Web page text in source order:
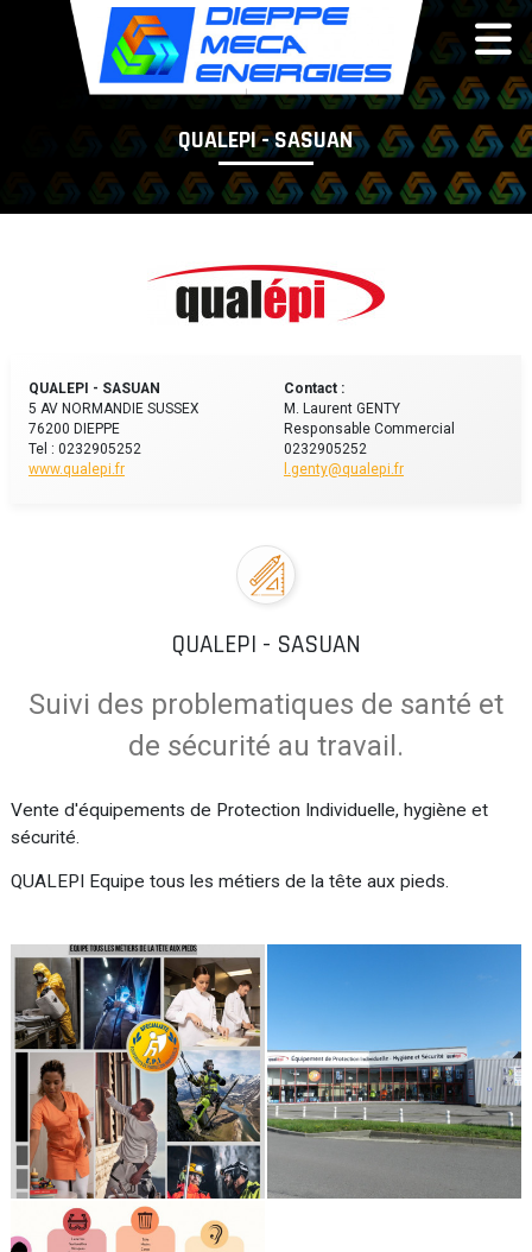
QUALEPI - SASUAN
QUALEPI - SASUAN
Suivi des problematiques de santé et
de sécurité au travail.
Vente d'équipements de Protection Individuelle, hygiène et
sécurité.
QUALEPI Equipe tous les métiers de la tête aux pieds.
QUALEPI - SASUAN
5 AV NORMANDIE SUSSEX
76200 DIEPPE
Tel : 0232905252
www.qualepi.fr
Contact :
M. Laurent GENTY
Responsable Commercial
0232905252
l.genty@qualepi.fr
Panneau de gestion des cookies